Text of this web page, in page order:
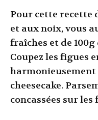
Pour cette recette
et aux noix, vous
fraîches et de 100g
Coupez les figues
harmonieusement
cheesecake.
concassées sur les